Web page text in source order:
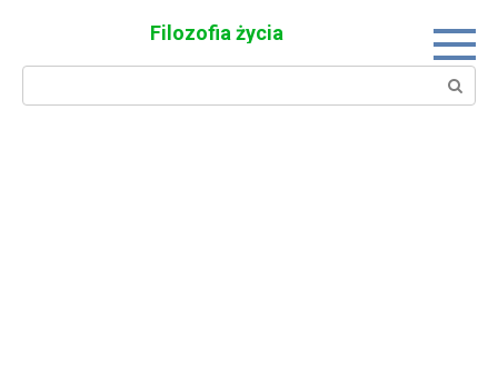
Filozofia życia
Search: